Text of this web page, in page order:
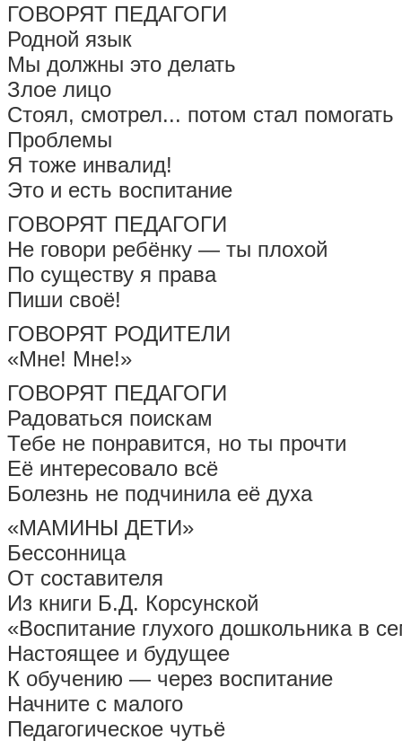
ГОВОРЯТ ПЕДАГОГИ
Родной язык
Мы должны это делать
Злое лицо
Стоял, смотрел... потом стал помогать
Проблемы
Я тоже инвалид!
Это и есть воспитание
ГОВОРЯТ ПЕДАГОГИ
Не говори ребёнку — ты плохой
По существу я права
Пиши своё!
ГОВОРЯТ РОДИТЕЛИ
«Мне! Мне!»
ГОВОРЯТ ПЕДАГОГИ
Радоваться поискам
Тебе не понравится, но ты прочти
Её интересовало всё
Болезнь не подчинила её духа
«МАМИНЫ ДЕТИ»
Бессонница
От составителя
Из книги Б.Д. Корсунской
«Воспитание глухого дошкольника в
Настоящее и будущее
К обучению — через воспитание
Начните с малого
Педагогическое чутьё